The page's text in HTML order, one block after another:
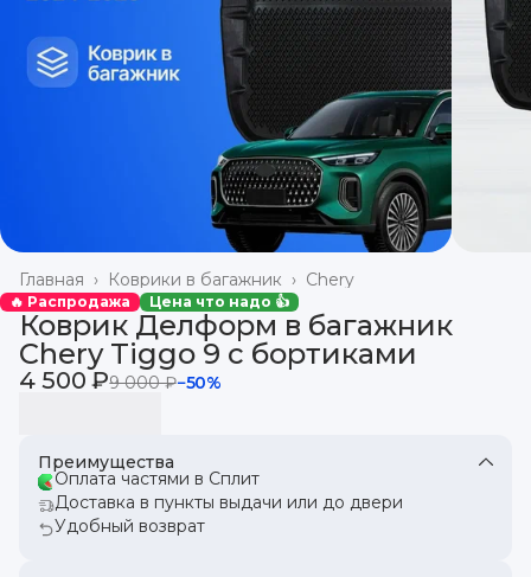
Chery
Коврики в багажник ›
Главная ›
🔥 Распродажа Цена что надо 👍
Коврик Делформ в багажник
Chery Tiggo 9 с бортиками
4 500 ₽9 000 ₽−50%
Преимущества
Оплата частями в Сплит
Доставка в пункты выдачи или до двери
Удобный возврат